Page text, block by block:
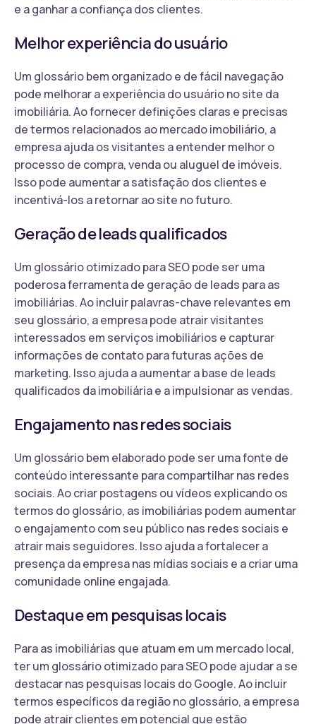
e a ganhar a confiança dos clientes.
Melhor experiência do usuário
Um glossário bem organizado e de fácil navegação
pode melhorar a experiência do usuário no site da
imobiliária. Ao fornecer definições claras e precisas
de termos relacionados ao mercado imobiliário, a
empresa ajuda os visitantes a entender melhor o
processo de compra, venda ou aluguel de imóveis.
Isso pode aumentar a satisfação dos clientes e
incentivá-los a retornar ao site no futuro.
Geração de leads qualificados
Um glossário otimizado para SEO pode ser uma
poderosa ferramenta de geração de leads para as
imobiliárias. Ao incluir palavras-chave relevantes em
seu glossário, a empresa pode atrair visitantes
interessados em serviços imobiliários e capturar
informações de contato para futuras ações de
marketing. Isso ajuda a aumentar a base de leads
qualificados da imobiliária e a impulsionar as vendas.
Engajamento nas redes sociais
Um glossário bem elaborado pode ser uma fonte de
conteúdo interessante para compartilhar nas redes
sociais. Ao criar postagens ou vídeos explicando os
termos do glossário, as imobiliárias podem aumentar
o engajamento com seu público nas redes sociais e
atrair mais seguidores. Isso ajuda a fortalecer a
presença da empresa nas mídias sociais e a criar uma
comunidade online engajada.
Destaque em pesquisas locais
Para as imobiliárias que atuam em um mercado local,
ter um glossário otimizado para SEO pode ajudar a se
destacar nas pesquisas locais do Google. Ao incluir
termos específicos da região no glossário, a empresa
pode atrair clientes em potencial que estão